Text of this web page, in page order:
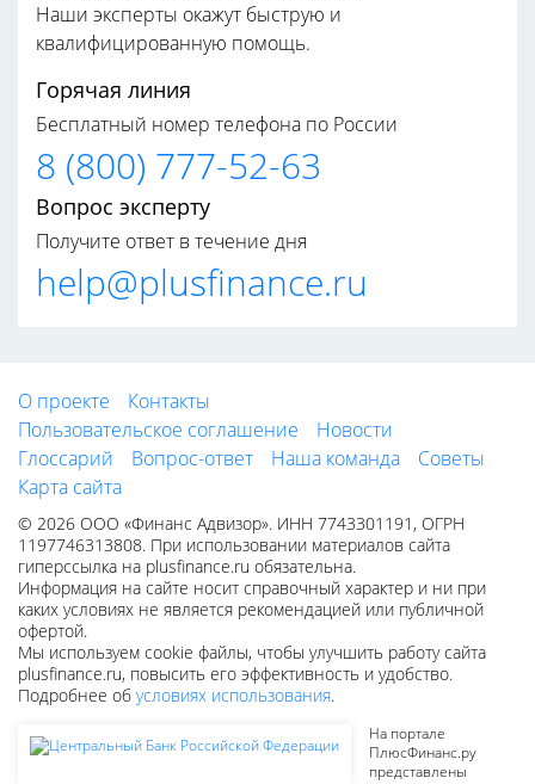
Наши эксперты окажут быструю и
квалифицированную помощь.
Горячая линия
Бесплатный номер телефона по России
8 (800) 777-52-63
Вопрос эксперту
Получите ответ в течение дня
help@plusfinance.ru
О проекте
Контакты
Пользовательское соглашение
Новости
Глоссарий
Вопрос-ответ Наша команда
Советы
Карта сайта
© 2026 ООО «Финанс Адвизор». ИНН 7743301191, ОГРН
1197746313808. При использовании материалов сайта
гиперссылка на plusfinance.ru обязательна.
Информация на сайте носит справочный характер и ни при
каких условиях не является рекомендацией или публичной
офертой.
Мы используем cookie файлы, чтобы улучшить работу сайта
plusfinance.ru, повысить его эффективность и удобство.
Подробнее об условиях использования.
На портале
ПлюсФинанс.ру
представлены